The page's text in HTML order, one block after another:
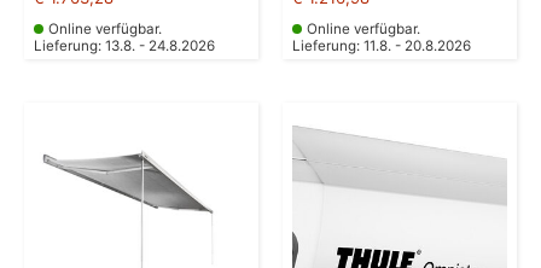
Online verfügbar.
Lieferung: 13.8. - 24.8.2026
Online verfügbar.
Lieferung: 11.8. - 20.8.2026